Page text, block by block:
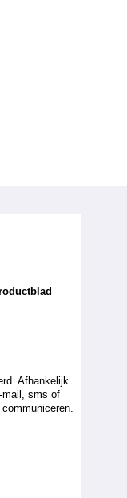
Afhankelijk
mail, sms of